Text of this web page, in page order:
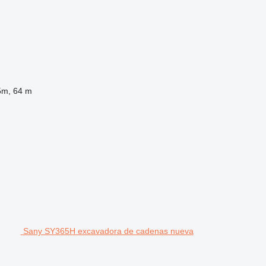
64 m
Sany SY365H excavadora de cadenas nueva